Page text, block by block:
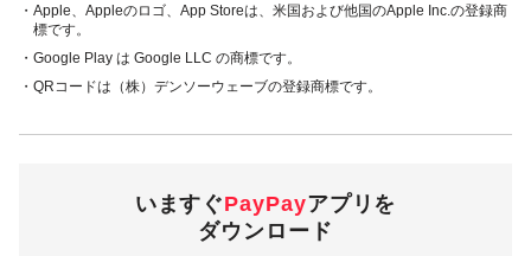
・Apple、Appleのロゴ、App Storeは、米国および他国のApple Inc.の登録商
標です。
・Google Play は Google LLC の商標です。
・QRコードは（株）デンソーウェーブの登録商標です。
いますぐPayPayアプリを
ダウンロード